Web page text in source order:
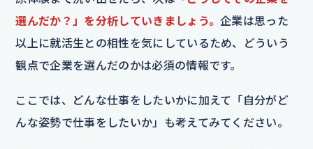
選んだか？」を分析していきましょう。企業は思った
以上に就活生との相性を気にしているため、どういう
観点で企業を選んだのかは必須の情報です。
ここでは、どんな仕事をしたいかに加えて「自分がど
んな姿勢で仕事をしたいか」も考えてみてください。